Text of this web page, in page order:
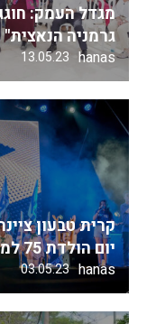
מגדל העמק:
גרמניה הנאצית"
hanas
13.05.23
קרית טבעון
יום הולדת 75 למדינת ישראל
hanas
03.05.23